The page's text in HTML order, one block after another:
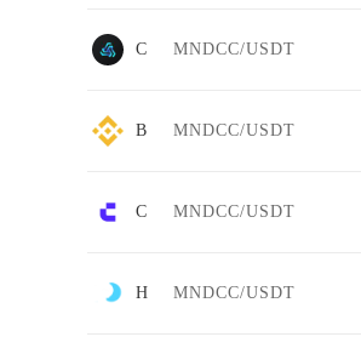
MNDCC/USDT
MNDCC/USDT
MNDCC/USDT
MNDCC/USDT